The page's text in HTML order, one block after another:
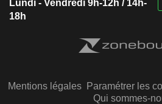
Lundi - Vendredi 9h-12h / 14h-
18h
Mentions légales Paramétrer les
Qui sommes-